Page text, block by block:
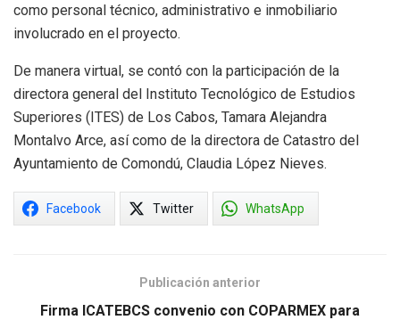
como personal técnico, administrativo e inmobiliario
involucrado en el proyecto.
De manera virtual, se contó con la participación de la
directora general del Instituto Tecnológico de Estudios
Superiores (ITES) de Los Cabos, Tamara Alejandra
Montalvo Arce, así como de la directora de Catastro del
Ayuntamiento de Comondú, Claudia López Nieves.
Facebook Twitter WhatsApp
Publicación anterior
Firma ICATEBCS convenio con COPARMEX para